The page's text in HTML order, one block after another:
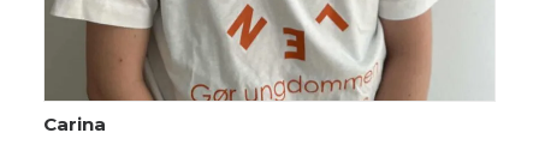
Carina